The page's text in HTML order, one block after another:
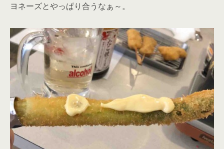
ヨネーズとやっぱり合うなぁ～。